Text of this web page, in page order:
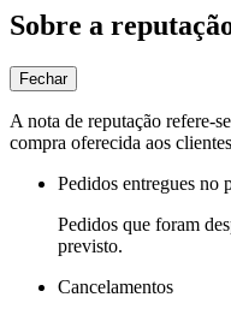
Sobre a
Fechar
A nota de reputação refere-
compra oferecida aos
Pedidos entregues no
Pedidos que foram
previsto.
Cancelamentos